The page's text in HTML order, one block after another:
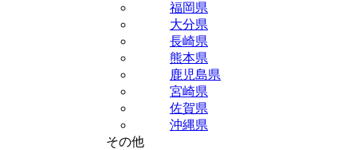
福岡県
大分県
長崎県
熊本県
鹿児島県
宮崎県
佐賀県
沖縄県
その他